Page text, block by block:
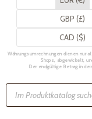
GBP (£)
CAD ($)
Währungsumrechnungen dienen nur
Shops, abgewickelt,
Der endgültige Betrag in
Products
search